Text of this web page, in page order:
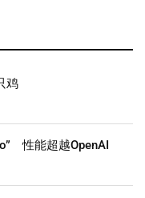
鸡
性能超越OpenAI